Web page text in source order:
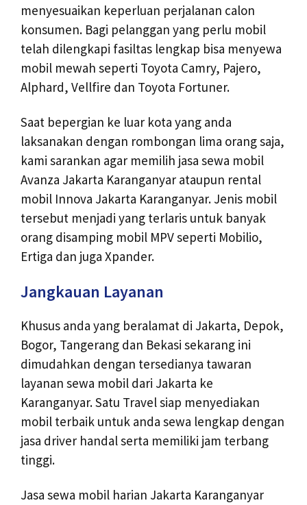
menyesuaikan keperluan perjalanan calon
konsumen. Bagi pelanggan yang perlu mobil
telah dilengkapi fasiltas lengkap bisa menyewa
mobil mewah seperti Toyota Camry, Pajero,
Alphard, Vellfire dan Toyota Fortuner.
Saat bepergian ke luar kota yang anda
laksanakan dengan rombongan lima orang saja,
kami sarankan agar memilih jasa sewa mobil
Avanza Jakarta Karanganyar ataupun rental
mobil Innova Jakarta Karanganyar. Jenis mobil
tersebut menjadi yang terlaris untuk banyak
orang disamping mobil MPV seperti Mobilio,
Ertiga dan juga Xpander.
Jangkauan Layanan
Khusus anda yang beralamat di Jakarta, Depok,
Bogor, Tangerang dan Bekasi sekarang ini
dimudahkan dengan tersedianya tawaran
layanan sewa mobil dari Jakarta ke
Karanganyar. Satu Travel siap menyediakan
mobil terbaik untuk anda sewa lengkap dengan
jasa driver handal serta memiliki jam terbang
tinggi.
Jasa sewa mobil harian Jakarta Karanganyar